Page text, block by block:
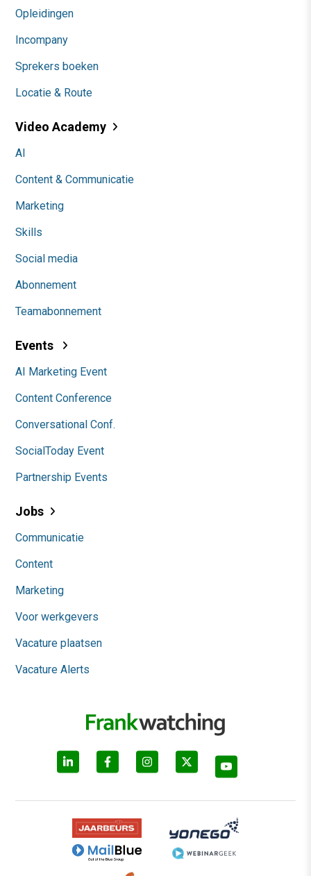
Opleidingen
Incompany
Sprekers boeken
Locatie & Route
Video Academy
AI
Content & Communicatie
Marketing
Skills
Social media
Abonnement
Teamabonnement
Events
AI Marketing Event
Content Conference
Conversational Conf.
SocialToday Event
Partnership Events
Jobs
Communicatie
Content
Marketing
Voor werkgevers
Vacature plaatsen
Vacature Alerts